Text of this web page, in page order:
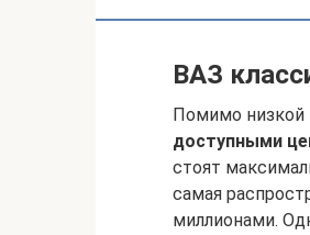
ВАЗ
Помимо низкой
доступными
стоят
самая
миллионами.